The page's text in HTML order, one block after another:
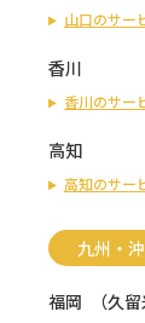
山口のサー
香川
香川のサー
高知
高知のサー
九州・
福岡 （久留